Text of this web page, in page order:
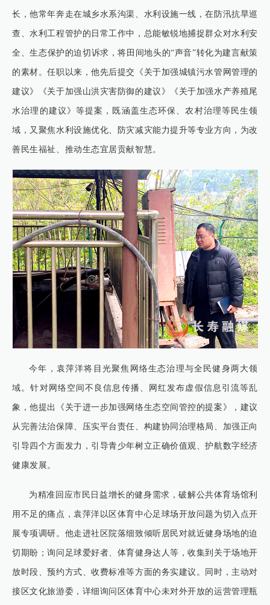
长，他常年奔走在城乡水系沟渠、水利设施一线，在防汛抗旱巡
查、水利工程管护的日常工作中，总能敏锐地捕捉群众对水利安
全、生态保护的迫切诉求，将田间地头的“声音”转化为建言献策
的素材。任职以来，他先后提交《关于加强城镇污水管网管理的
建议》《关于加强山洪灾害防御的建议》《关于加强水产养殖尾
水治理的建议》等提案，既涵盖生态环保、农村治理等民生领
域，又聚焦水利设施优化、防灾减灾能力提升等专业方向，为改
善民生福祉、推动生态宜居贡献智慧。
今年，袁萍洋将目光聚焦网络生态治理与全民健身两大领
域。针对网络空间不良信息传播、网红发布虚假信息引流等乱
象，他提出《关于进一步加强网络生态空间管控的提案》，建议
从完善法治保障、压实平台责任、构建协同治理格局、加强正向
引导四个方面发力，引导青少年树立正确价值观、护航数字经济
健康发展。
为精准回应市民日益增长的健身需求，破解公共体育场馆利
用不足的痛点，袁萍洋以区体育中心足球场开放问题为切入点开
展专项调研。他走进社区院落细致倾听居民对就近健身场地的迫
切期盼；询问足球爱好者、体育健身达人等，收集到关于场地开
放时段、预约方式、收费标准等方面的务实建议。同时，主动对
接区文化旅游委，详细询问区体育中心未对外开放的运营管理瓶